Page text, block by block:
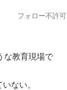
。三波さんは
ら思ってく
フォロー不許可
な教育現場で
ない。